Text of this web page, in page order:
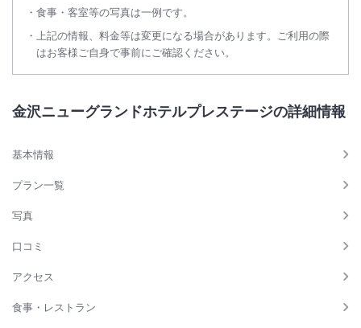
食事・客室等の写真は一例です。
上記の情報、料金等は変更になる場合があります。ご利用の際
はお客様ご自身で事前にご確認ください。
金沢ニューグランドホテルプレステージの詳細情報
基本情報
プラン一覧
写真
口コミ
アクセス
食事・レストラン